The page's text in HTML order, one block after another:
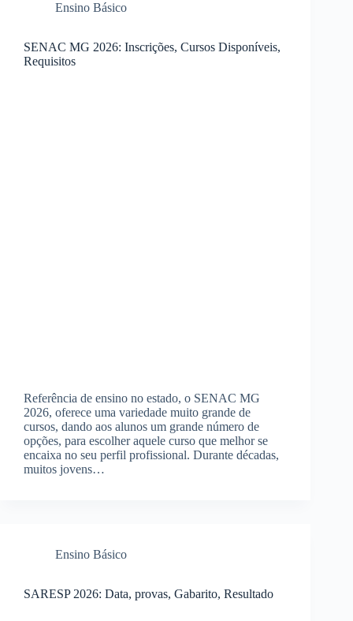
Ensino Básico
SENAC MG 2026: Inscrições, Cursos Disponíveis,
Requisitos
Referência de ensino no estado, o SENAC MG
2026, oferece uma variedade muito grande de
cursos, dando aos alunos um grande número de
opções, para escolher aquele curso que melhor se
encaixa no seu perfil profissional. Durante décadas,
muitos jovens…
Ensino Básico
SARESP 2026: Data, provas, Gabarito, Resultado